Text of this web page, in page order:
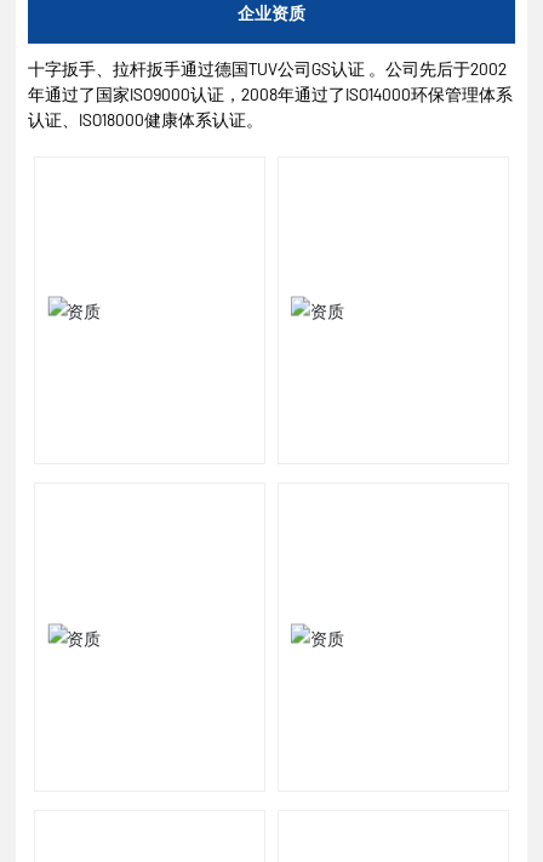
企业资质
十字扳手、拉杆扳手通过德国TUV公司GS认证 。公司先后于2002
年通过了国家ISO9000认证，2008年通过了ISO14000环保管理体系
认证、ISO18000健康体系认证。